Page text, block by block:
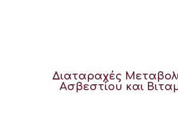
Διαταραχές
Ασβεστίου και